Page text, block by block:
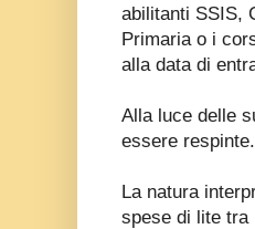
abilitanti SSIS,
Primaria o i
alla data di
Alla luce delle
essere respinte.
La natura
spese di lite tra